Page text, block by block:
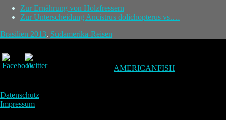
Zur Ernährung von Holzfressern
Zur Unterscheidung Ancistrus dolichopterus vs.…
Brasilien 2013, Südamerika-Reisen
AMERICANFISH
Datenschutz
Impressum